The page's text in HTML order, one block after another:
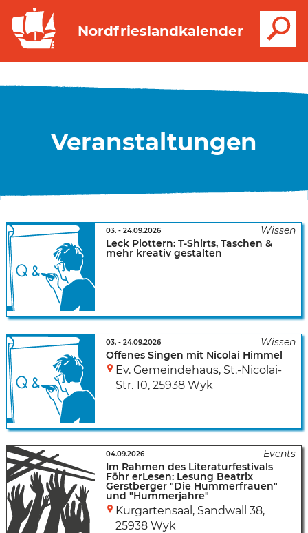
Nordfrieslandkalender
Veranstaltungen
03. - 24.09.2026
Leck Plottern: T-Shirts, Taschen &
mehr kreativ gestalten
03. - 24.09.2026
Offenes Singen mit Nicolai Himmel
Ev. Gemeindehaus, St.-Nicolai-
Str. 10, 25938 Wyk
04.09.2026
Im Rahmen des Literaturfestivals
Föhr erLesen: Lesung Beatrix
Gerstberger "Die Hummerfrauen"
und "Hummerjahre"
Kurgartensaal , Sandwall 38,
25938 Wyk